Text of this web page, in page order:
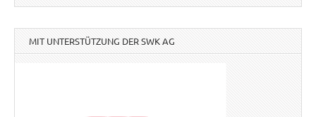
MIT UNTERSTÜTZUNG DER SWK AG